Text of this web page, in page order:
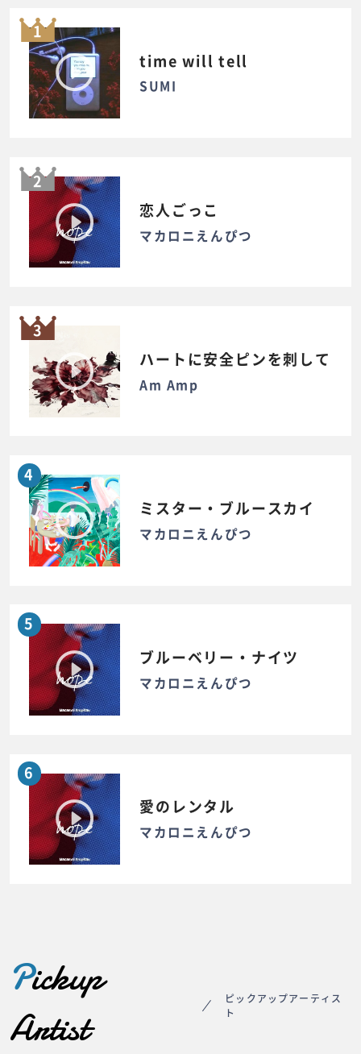
1
time will tell
SUMI
2
恋人ごっこ
マカロニえんぴつ
3
ハートに安全ピンを刺して
Am Amp
4
ミスター・ブルースカイ
マカロニえんぴつ
5
ブルーベリー・ナイツ
マカロニえんぴつ
6
愛のレンタル
マカロニえんぴつ
Pickup
Artist
ピックアップアーティス
ト